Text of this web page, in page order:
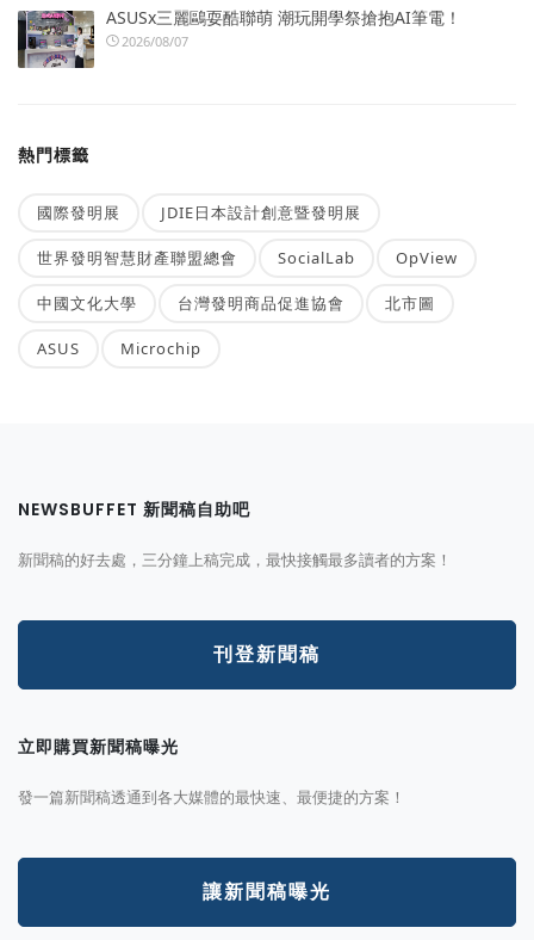
ASUSx三麗鷗耍酷聯萌 潮玩開學祭搶抱AI筆電！
2026/08/07
熱門標籤
國際發明展 JDIE日本設計創意暨發明展
世界發明智慧財產聯盟總會 SocialLab OpView
中國文化大學 台灣發明商品促進協會 北市圖
ASUS Microchip
NEWSBUFFET 新聞稿自助吧
新聞稿的好去處，三分鐘上稿完成，最快接觸最多讀者的方案！
刊登新聞稿
立即購買新聞稿曝光
發一篇新聞稿透通到各大媒體的最快速、最便捷的方案！
讓新聞稿曝光